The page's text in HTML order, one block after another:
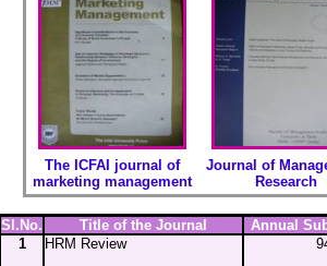
The ICFAI journal of
marketing management
Journal of
Research
Sl.No. Title of the Journal
Annual
1
HRM Review